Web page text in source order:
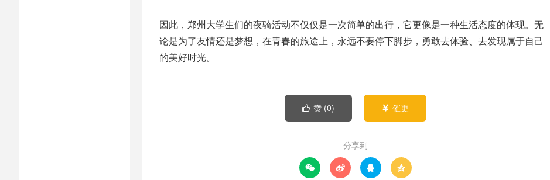
因此，郑州大学生们的夜骑活动不仅仅是一次简单的出行，它更像是一种生活态度的体现。无
论是为了友情还是梦想，在青春的旅途上，永远不要停下脚步，勇敢去体验、去发现属于自己
的美好时光。
 赞 (0)  催更
分享到
   